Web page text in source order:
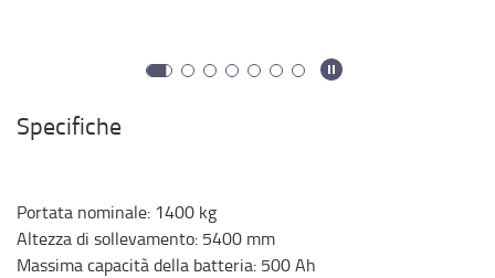
Specifiche
Portata nominale: 1400 kg
Altezza di sollevamento: 5400 mm
Massima capacità della batteria: 500Ah